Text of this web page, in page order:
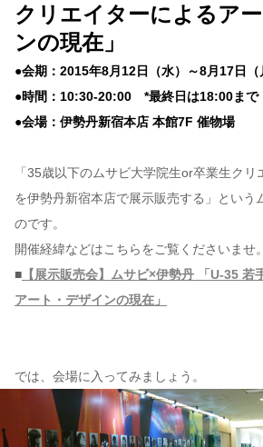
クリエイターによるア
ンの現在」
●会期：2015年8月12日（水）～8月17日（
●時間：10:30-20:00 *最終日は18:00まで
●会場：伊勢丹新宿本店 本館7F 催物場
「35歳以下のムサビ大学院生or卒業生ク
を伊勢丹新宿本店で展示販売する」という
のです。
開催経緯などはこちらをご覧くださいませ。
■ 【展示販売会】ムサビ×伊勢丹 「U-35 若
アート・デザインの現在」
では、会場に入ってみましょう。